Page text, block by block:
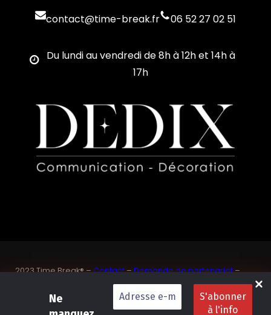
Ne
contact@time-break.fr 06 52 27 02 51
Du lundi au vendredi de 8h à 12h et 14h à
17h
2023 Time Break® –Contact–Demande de partenariat–
Sponsoriser un joueur de padel français
SASU Dedix Communication – 87 rue de Mireille – 83 150
Bandol – Var